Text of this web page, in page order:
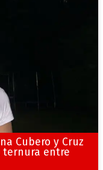
Cubero y Cruz
ternura entre